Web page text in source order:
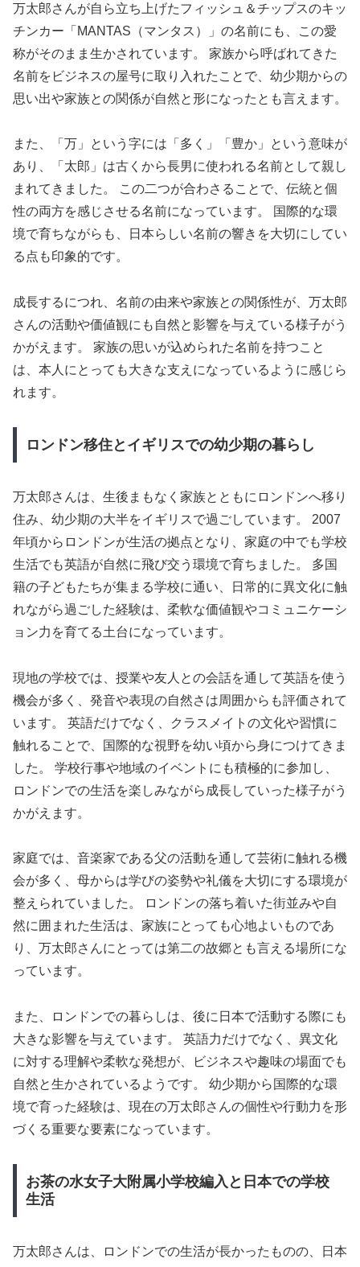
万太郎さんが自ら立ち上げたフィッシュ＆チップスのキッ
チンカー「MANTAS（マンタス）」の名前にも、この愛
称がそのまま生かされています。 家族から呼ばれてきた
名前をビジネスの屋号に取り入れたことで、幼少期からの
思い出や家族との関係が自然と形になったとも言えます。
また、「万」という字には「多く」「豊か」という意味が
あり、「太郎」は古くから長男に使われる名前として親し
まれてきました。 この二つが合わさることで、伝統と個
性の両方を感じさせる名前になっています。 国際的な環
境で育ちながらも、日本らしい名前の響きを大切にしてい
る点も印象的です。
成長するにつれ、名前の由来や家族との関係性が、万太郎
さんの活動や価値観にも自然と影響を与えている様子がう
かがえます。 家族の思いが込められた名前を持つこと
は、本人にとっても大きな支えになっているように感じら
れます。
ロンドン移住とイギリスでの幼少期の暮らし
万太郎さんは、生後まもなく家族とともにロンドンへ移り
住み、幼少期の大半をイギリスで過ごしています。 2007
年頃からロンドンが生活の拠点となり、家庭の中でも学校
生活でも英語が自然に飛び交う環境で育ちました。 多国
籍の子どもたちが集まる学校に通い、日常的に異文化に触
れながら過ごした経験は、柔軟な価値観やコミュニケーシ
ョン力を育てる土台になっています。
現地の学校では、授業や友人との会話を通して英語を使う
機会が多く、発音や表現の自然さは周囲からも評価されて
います。 英語だけでなく、クラスメイトの文化や習慣に
触れることで、国際的な視野を幼い頃から身につけてきま
した。 学校行事や地域のイベントにも積極的に参加し、
ロンドンでの生活を楽しみながら成長していった様子がう
かがえます。
家庭では、音楽家である父の活動を通して芸術に触れる機
会が多く、母からは学びの姿勢や礼儀を大切にする環境が
整えられていました。 ロンドンの落ち着いた街並みや自
然に囲まれた生活は、家族にとっても心地よいものであ
り、万太郎さんにとっては第二の故郷とも言える場所にな
っています。
また、ロンドンでの暮らしは、後に日本で活動する際にも
大きな影響を与えています。 英語力だけでなく、異文化
に対する理解や柔軟な発想が、ビジネスや趣味の場面でも
自然と生かされているようです。 幼少期から国際的な環
境で育った経験は、現在の万太郎さんの個性や行動力を形
づくる重要な要素になっています。
お茶の水女子大附属小学校編入と日本での学校
生活
万太郎さんは、ロンドンでの生活が長かったものの、日本